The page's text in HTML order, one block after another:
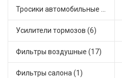
Тросики автомобильные (18)
Усилители тормозов (6)
Фильтры воздушные (17)
Фильтры салона (1)